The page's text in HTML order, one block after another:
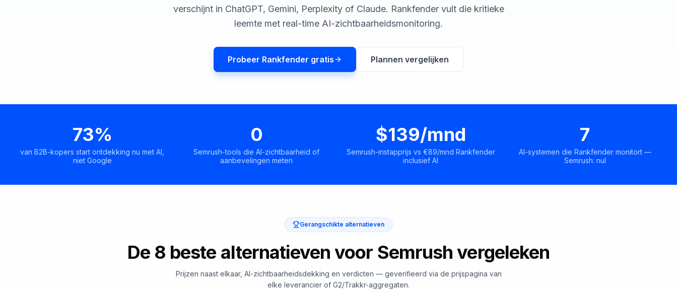
verschijnt in ChatGPT, Gemini, Perplexity of Claude. Rankfender vult die kritieke
leemte met real-time AI-zichtbaarheidsmonitoring.
Probeer Rankfender gratis Plannen vergelijken
73%
van B2B-kopers start ontdekking nu met AI,
niet Google
0
Semrush-tools die AI-zichtbaarheid of
aanbevelingen meten
$139/mnd
Semrush-instapprijs vs €89/mnd Rankfender
inclusief AI
7
AI-systemen die Rankfender monitort —
Semrush: nul
Gerangschikte alternatieven
De 8 beste alternatieven voor Semrush vergeleken
Prijzen naast elkaar, AI-zichtbaarheidsdekking en verdicten — geverifieerd via de prijspagina van
elke leverancier of G2/Trakkr-aggregaten.